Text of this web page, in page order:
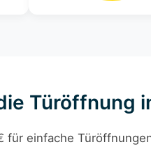
Türöffnung
einfache